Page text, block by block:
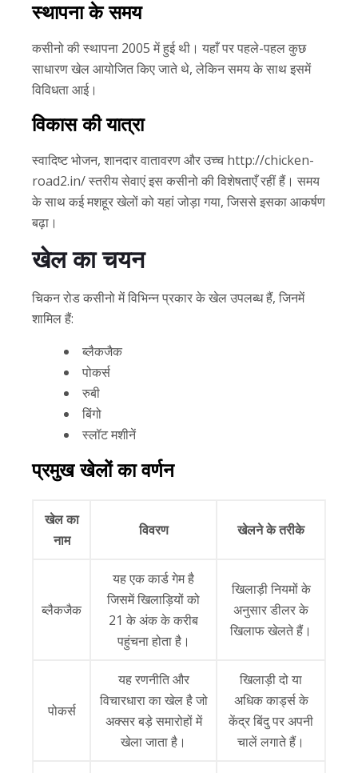
स्थापना के समय
कसीनो की स्थापना 2005 में हुई थी। यहाँ पर पहले-पहल कुछ
साधारण खेल आयोजित किए जाते थे, लेकिन समय के साथ इसमें
विविधता आई।
विकास की यात्रा
स्वादिष्ट भोजन, शानदार वातावरण और उच्च http://chicken-
road2.in/ स्तरीय सेवाएं इस कसीनो की विशेषताएँ रहीं हैं। समय
के साथ कई मशहूर खेलों को यहां जोड़ा गया, जिससे इसका आकर्षण
बढ़ा।
खेल का चयन
चिकन रोड कसीनो में विभिन्न प्रकार के खेल उपलब्ध हैं, जिनमें
शामिल हैं:
ब्लैकजैक
पोकर्स
रुबी
बिंगो
स्लॉट मशीनें
प्रमुख खेलों का वर्णन
खेल का
नाम
विवरण खेलने के तरीके
ब्लैकजैक
यह एक कार्ड गेम है
जिसमें खिलाड़ियों को
21 के अंक के करीब
पहुंचना होता है।
खिलाड़ी नियमों के
अनुसार डीलर के
खिलाफ खेलते हैं।
पोकर्स
यह रणनीति और
विचारधारा का खेल है जो
अक्सर बड़े समारोहों में
खेला जाता है।
खिलाड़ी दो या
अधिक कार्ड्स के
केंद्र बिंदु पर अपनी
चालें लगाते हैं।